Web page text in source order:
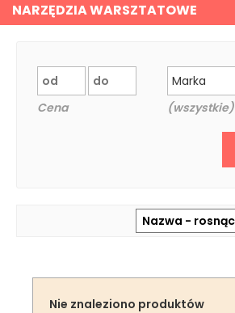
NARZĘDZIA WARSZTATOWE
Cena
Marka
(wszystkie)
Nie znaleziono produktów